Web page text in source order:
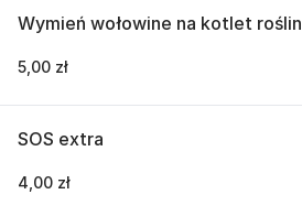
Wymień wołowine na kotlet
5,00 zł
SOS extra
4,00 zł